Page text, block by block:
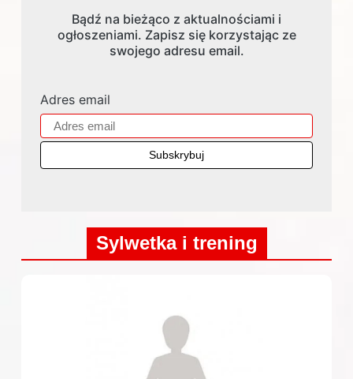
Bądź na bieżąco z aktualnościami i
ogłoszeniami. Zapisz się korzystając ze
swojego adresu email.
Adres email
Sylwetka i trening